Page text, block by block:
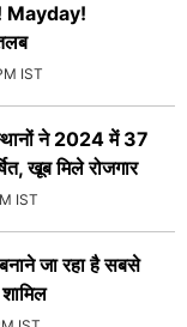
Mayday!
IST
ने 2024 में 37
खूब मिले रोजगार
IST
जा रहा है सबसे